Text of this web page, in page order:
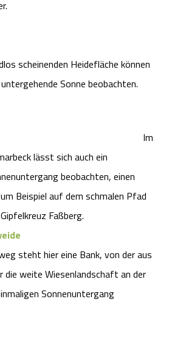
scheinenden Heidefläche können
Sonne beobachten.
Im
lässt sich auch ein
beobachten, einen
Beispiel auf dem schmalen Pfad
Faßberg.
steht hier eine Bank, von der aus
die weite Wiesenlandschaft an der
Sonnenuntergang
kann.